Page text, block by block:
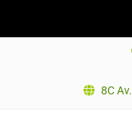
8C